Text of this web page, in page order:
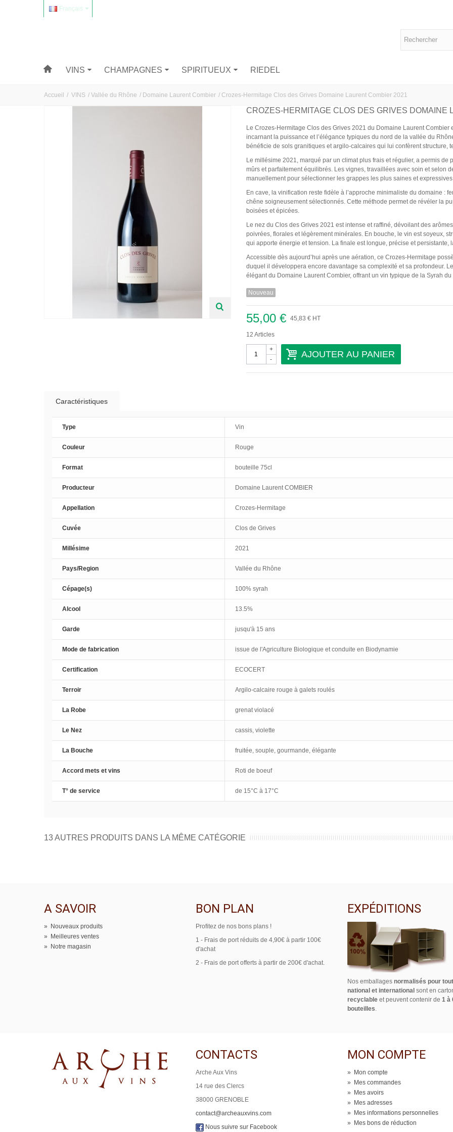
Français
VINS CHAMPAGNES SPIRITUEUX RIEDEL
Accueil / VINS / Vallée du Rhône / Domaine Laurent Combier / Crozes-Hermitage Clos des Grives Domaine Laurent Combier 2021
CROZES-HERMITAGE CLOS DES GRIVES DOMAINE
Le Crozes-Hermitage Clos des Grives 2021 du Domaine Laurent
incarnant la puissance et l’élégance typiques du nord de la vallée du
bénéficie de sols granitiques et argilo-calcaires qui lui confèrent structure,
Le millésime 2021, marqué par un climat plus frais et régulier, a permis
mûrs et parfaitement équilibrés. Les vignes, travaillées avec soin et selon
manuellement pour sélectionner les grappes les plus saines et
En cave, la vinification reste fidèle à l’approche minimaliste du domaine :
chêne soigneusement sélectionnés. Cette méthode permet de révéler la
boisées et épicées.
Le nez du Clos des Grives 2021 est intense et raffiné, dévoilant des
poivrées, florales et légèrement minérales. En bouche, le vin est soyeux,
qui apporte énergie et tension. La finale est longue, précise et persistante,
Accessible dès aujourd’hui après une aération, ce Crozes-Hermitage
duquel il développera encore davantage sa complexité et sa profondeur.
élégant du Domaine Laurent Combier, offrant un vin typique de la Syrah
Nouveau
55,00 € 45,83 €HT
12 Articles
-
+ AJOUTER AU PANIER
Caractéristiques
Type Vin
Couleur Rouge
Format bouteille 75cl
Producteur Domaine Laurent COMBIER
Appellation Crozes-Hermitage
Cuvée Clos de Grives
Millésime 2021
Pays/Region Vallée du Rhône
Cépage(s) 100% syrah
Alcool 13.5%
Garde jusqu'à 15 ans
Mode de fabrication issue de l'Agriculture Biologique et conduite en Biodynamie
Certification ECOCERT
Terroir Argilo-calcaire rouge à galets roulés
La Robe grenat violacé
Le Nez cassis, violette
La Bouche fruitée, souple, gourmande, élégante
Accord mets et vins Roti de boeuf
T° de service de 15°C à 17°C
13 AUTRES PRODUITS DANS LA MÊME CATÉGORIE
A SAVOIR
»
Nouveaux produits
»
Meilleures ventes
»
Notre magasin
BON PLAN
Profitez de nos bons plans !
1 - Frais de port réduits de 4,90€ à partir 100€
d'achat
2 - Frais de port offerts à partir de 200€ d'achat.
EXPÉDITIONS
Nos emballages normalisés pour
national et international sont en
recyclable et peuvent contenir de 1 à
bouteilles.
CONTACTS
Arche Aux Vins
14 rue des Clercs
38000 GRENOBLE
contact@archeauxvins.com
Nous suivre sur Facebook
MON COMPTE
»
Mon compte
»
Mes commandes
»
Mes avoirs
»
Mes adresses
»
Mes informations personnelles
»
Mes bons de réduction